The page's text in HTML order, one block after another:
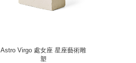
Astro Virgo 處女座 星座藝術雕
塑